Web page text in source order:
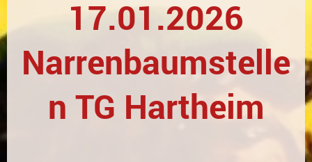
17.01.2026
Narrenbaumstelle
n TG Hartheim